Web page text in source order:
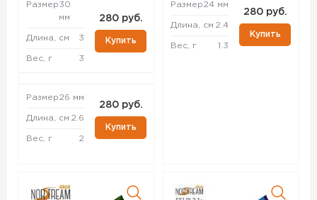
Размер30
мм
Длина, см 3
Вес, г 3
280 руб.
Купить
Размер26 мм
Длина, см 2.6
Вес, г 2
280 руб.
Купить
Размер24 мм
Длина, см 2.4
Вес, г 1.3
280 руб.
Купить